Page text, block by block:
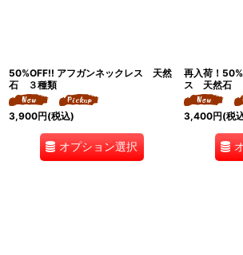
50%OFF!! アフガンネックレス 天然
石 ３種類
3,900円(税込)
オプション選択
再入荷！
ス 天然石
3,400円(税